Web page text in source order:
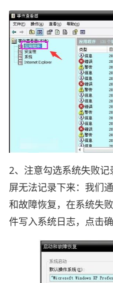
2、注意勾选系统失败
屏无法记录下来：我们
和故障恢复，在系统失
件写入系统日志，点击